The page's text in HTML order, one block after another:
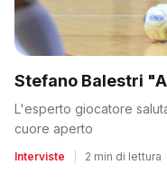
Stefano Balestri
L'esperto giocatore
cuore aperto
Interviste 2 min di lettura